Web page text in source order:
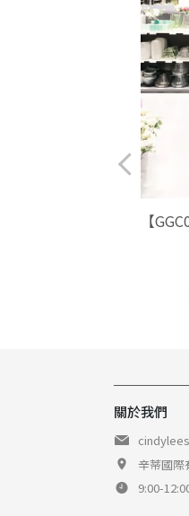
【
關於我們
辛蒂國際
9:00-